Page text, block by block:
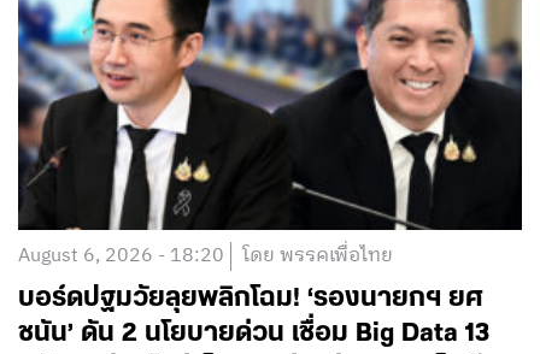
August 6, 2026 - 18:20 โดย พรรคเพื่อไทย
บอร์ดปฐมวัยลุยพลิกโฉม! ‘รองนายกฯ ยศ
ชนัน’ ดัน 2 นโยบายด่วน เชื่อม Big Data 13